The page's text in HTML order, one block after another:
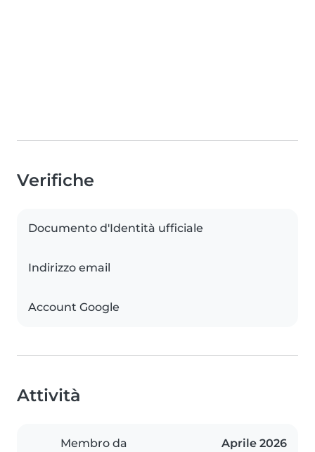
Verifiche
Documento d'Identità ufficiale
Indirizzo email
Account Google
Attività
Membro da Aprile 2026